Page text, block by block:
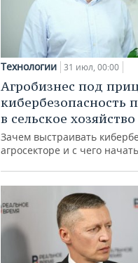
Технологии 31 июл, 00:00
Агробизнес под
кибербезопасность
в сельское хозяйство
Зачем выстраивать
агросекторе и с чего начать